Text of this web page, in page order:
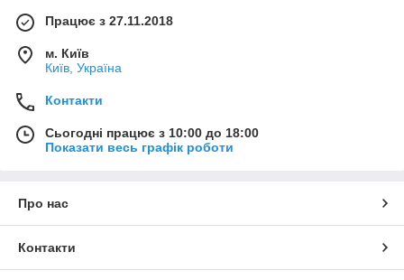
Працює з 27.11.2018
м. Київ
Київ, Україна
Контакти
Сьогодні працює з 10:00 до 18:00
Показати весь графік роботи
Про нас
Контакти